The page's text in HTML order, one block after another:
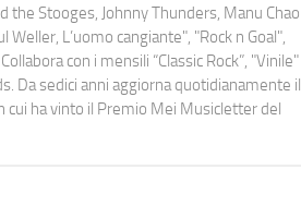
the Stooges, Johnny Thunders, Manu Chao
L’uomo cangiante", "Rock n Goal",
con i mensili “Classic Rock”, "Vinile"
Da sedici anni aggiorna quotidianamente il
cui ha vinto il Premio Mei Musicletter del